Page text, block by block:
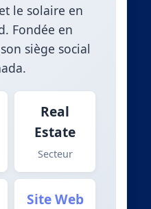
le solaire en
Fondée en
siège social
Real
Estate
Secteur
Site Web